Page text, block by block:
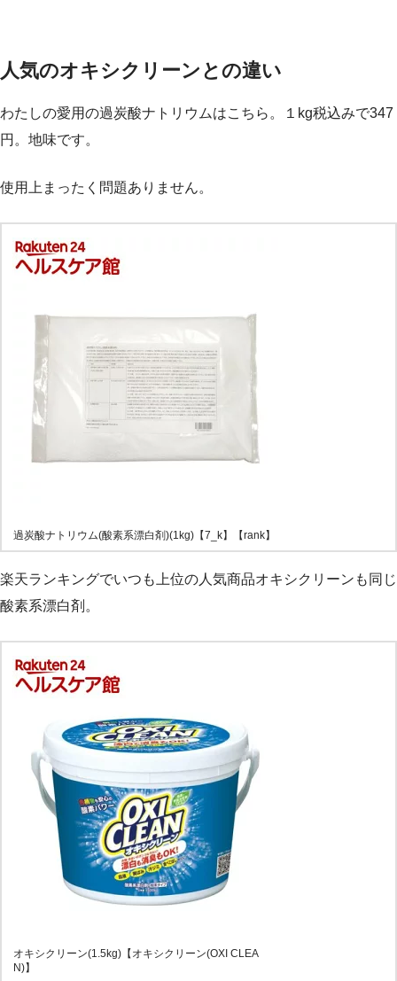
人気のオキシクリーンとの違い
わたしの愛用の過炭酸ナトリウムはこちら。１kg税込みで347
円。地味です。
使用上まったく問題ありません。
過炭酸ナトリウム(酸素系漂白剤)(1kg)【7_k】【rank】
楽天ランキングでいつも上位の人気商品オキシクリーンも同じ
酸素系漂白剤。
オキシクリーン(1.5kg)【オキシクリーン(OXI CLEA
N)】